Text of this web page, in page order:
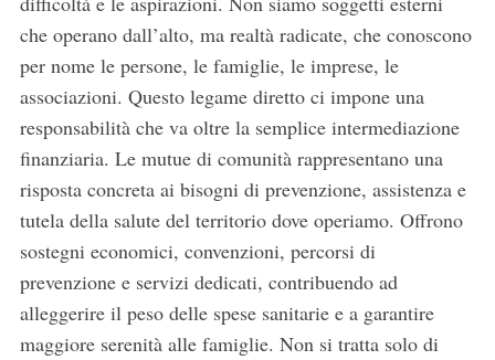
che operano dall’alto, ma realtà radicate, che conoscono
per nome le persone, le famiglie, le imprese, le
associazioni. Questo legame diretto ci impone una
responsabilità che va oltre la semplice intermediazione
finanziaria. Le mutue di comunità rappresentano una
risposta concreta ai bisogni di prevenzione, assistenza e
tutela della salute del territorio dove operiamo. Offrono
sostegni economici, convenzioni, percorsi di
prevenzione e servizi dedicati, contribuendo ad
alleggerire il peso delle spese sanitarie e a garantire
maggiore serenità alle famiglie. Non si tratta solo di